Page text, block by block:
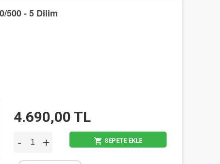
500 - 5 Dilim
4.690,00 TL
- + SEPETE EKLE